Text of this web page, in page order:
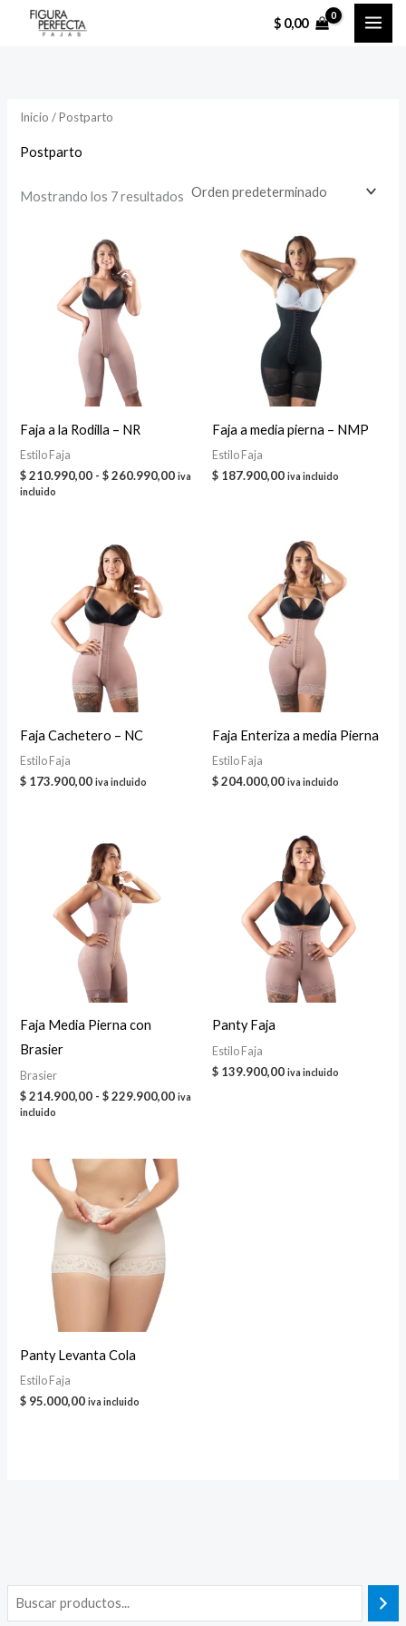
$0,00
Inicio / Postparto
Postparto
Mostrando los 7 resultados
Faja a la Rodilla – NR
Estilo Faja
$210.990,00 - $260.990,00Rango
iva
incluido
Faja a media pierna – NMP
Estilo Faja
$ 187.900,00 iva incluido
Faja Cachetero – NC
Estilo Faja
$ 173.900,00 iva incluido
Faja Enteriza a media Pierna
Estilo Faja
$204.000,00 iva incluido
Faja Media Pierna con
Brasier
Brasier
$214.900,00 - $229.900,00Rango
$ 214.900,00
hasta
$ 229.900,00
iva
incluido
Panty Faja
Estilo Faja
$ 139.900,00 iva incluido
Panty Levanta Cola
Estilo Faja
$ 95.000,00 iva incluido